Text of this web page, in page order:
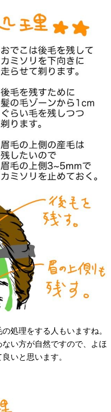
処理をする人もいますね。
い方が自然ですので、よほ
いと思います。